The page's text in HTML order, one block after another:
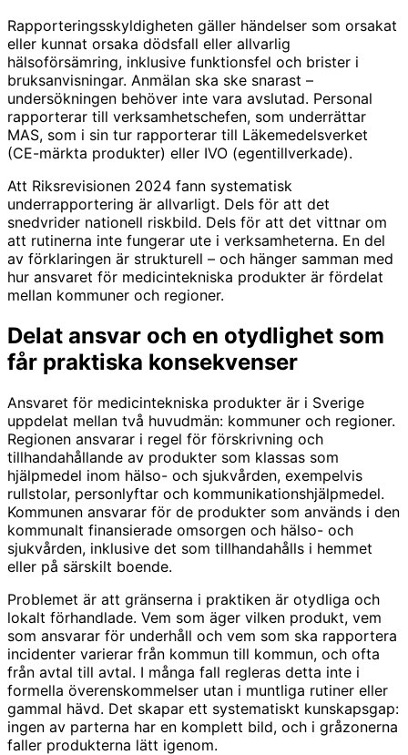
Rapporteringsskyldigheten gäller händelser som orsakat
eller kunnat orsaka dödsfall eller allvarlig
hälsoförsämring, inklusive funktionsfel och brister i
bruksanvisningar. Anmälan ska ske snarast –
undersökningen behöver inte vara avslutad. Personal
rapporterar till verksamhetschefen, som underrättar
MAS, som i sin tur rapporterar till Läkemedelsverket
(CE-märkta produkter) eller IVO (egentillverkade).
Att Riksrevisionen 2024 fann systematisk
underrapportering är allvarligt. Dels för att det
snedvrider nationell riskbild. Dels för att det vittnar om
att rutinerna inte fungerar ute i verksamheterna. En del
av förklaringen är strukturell – och hänger samman med
hur ansvaret för medicintekniska produkter är fördelat
mellan kommuner och regioner.
Delat ansvar och en otydlighet som
får praktiska konsekvenser
Ansvaret för medicintekniska produkter är i Sverige
uppdelat mellan två huvudmän: kommuner och regioner.
Regionen ansvarar i regel för förskrivning och
tillhandahållande av produkter som klassas som
hjälpmedel inom hälso- och sjukvården, exempelvis
rullstolar, personlyftar och kommunikationshjälpmedel.
Kommunen ansvarar för de produkter som används i den
kommunalt finansierade omsorgen och hälso- och
sjukvården, inklusive det som tillhandahålls i hemmet
eller på särskilt boende.
Problemet är att gränserna i praktiken är otydliga och
lokalt förhandlade. Vem som äger vilken produkt, vem
som ansvarar för underhåll och vem som ska rapportera
incidenter varierar från kommun till kommun, och ofta
från avtal till avtal. I många fall regleras detta inte i
formella överenskommelser utan i muntliga rutiner eller
gammal hävd. Det skapar ett systematiskt kunskapsgap:
ingen av parterna har en komplett bild, och i gråzonerna
faller produkterna lätt igenom.